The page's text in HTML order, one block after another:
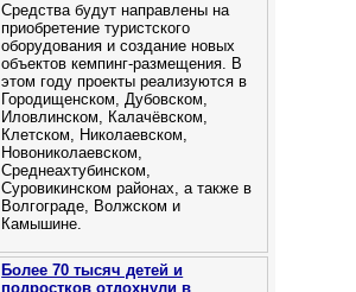
Средства будут направлены на
приобретение туристского
оборудования и создание новых
объектов кемпинг‑размещения. В
этом году проекты реализуются в
Городищенском, Дубовском,
Иловлинском, Калачёвском,
Клетском, Николаевском,
Новониколаевском,
Среднеахтубинском,
Суровикинском районах, а также в
Волгограде, Волжском и
Камышине.
Более 70 тысяч детей и
подростков отдохнули в